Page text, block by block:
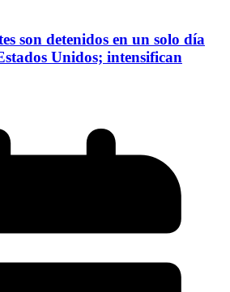
son detenidos en un solo día
Unidos; intensifican